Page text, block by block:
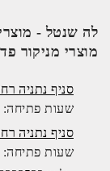
לה שנטל -
מוצרי מניקור
סניף נתניה
שעות פתיחה: א,ב,ד,ה : 9:00-
סניף נתניה
שעות פתיחה: א,ב,ד,ה : 9:00-